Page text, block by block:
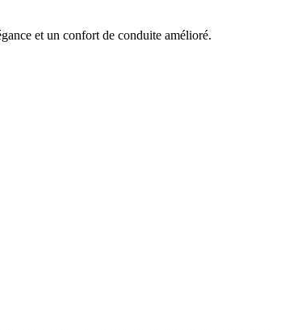
et un confort de conduite amélioré.